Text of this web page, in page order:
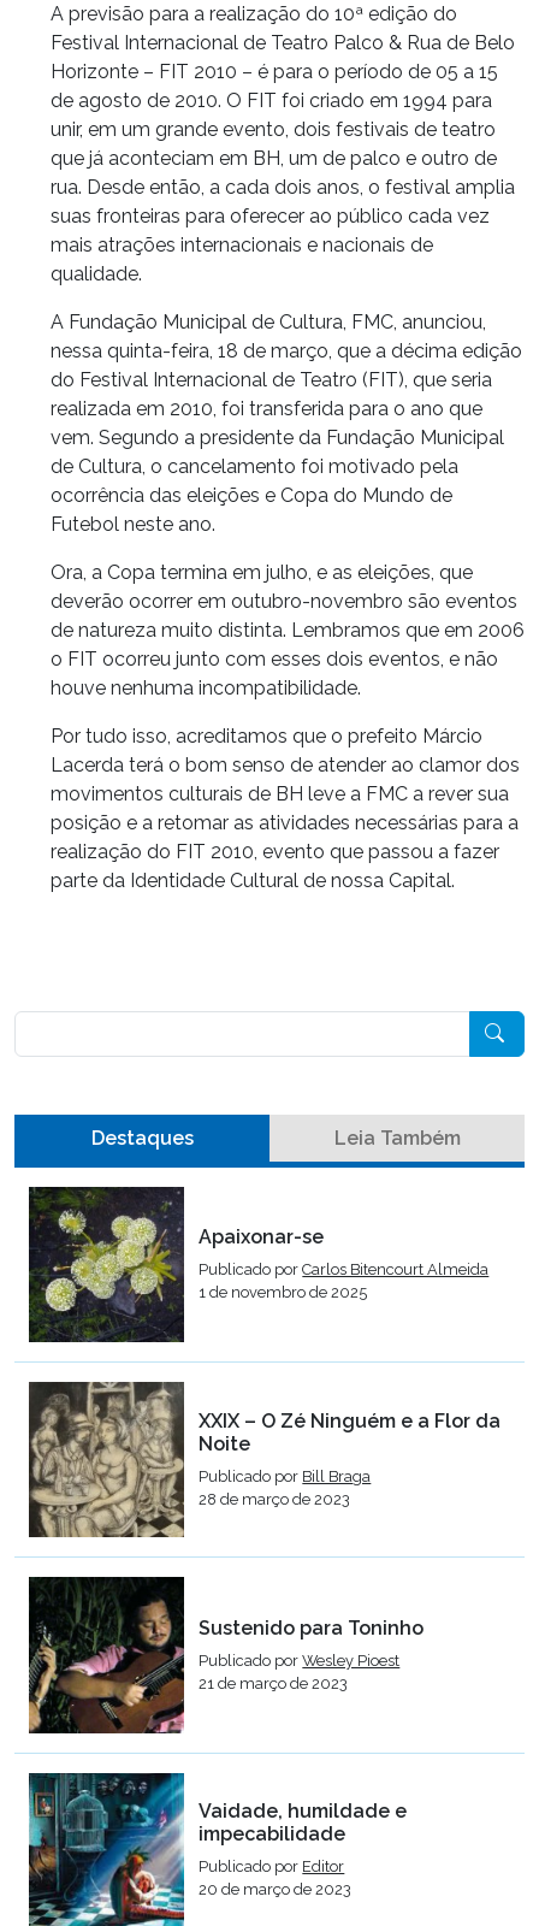
A previsão para a realização do 10ª edição do
Festival Internacional de Teatro Palco & Rua de Belo
Horizonte – FIT 2010 – é para o período de 05 a 15
de agosto de 2010. O FIT foi criado em 1994 para
unir, em um grande evento, dois festivais de teatro
que já aconteciam em BH, um de palco e outro de
rua. Desde então, a cada dois anos, o festival amplia
suas fronteiras para oferecer ao público cada vez
mais atrações internacionais e nacionais de
qualidade.
A Fundação Municipal de Cultura, FMC, anunciou,
nessa quinta-feira, 18 de março, que a décima edição
do Festival Internacional de Teatro (FIT), que seria
realizada em 2010, foi transferida para o ano que
vem. Segundo a presidente da Fundação Municipal
de Cultura, o cancelamento foi motivado pela
ocorrência das eleições e Copa do Mundo de
Futebol neste ano.
Ora, a Copa termina em julho, e as eleições, que
deverão ocorrer em outubro-novembro são eventos
de natureza muito distinta. Lembramos que em 2006
o FIT ocorreu junto com esses dois eventos, e não
houve nenhuma incompatibilidade.
Por tudo isso, acreditamos que o prefeito Márcio
Lacerda terá o bom senso de atender ao clamor dos
movimentos culturais de BH leve a FMC a rever sua
posição e a retomar as atividades necessárias para a
realização do FIT 2010, evento que passou a fazer
parte da Identidade Cultural de nossa Capital.
Destaques Leia Também
Apaixonar-se
Publicado porCarlos Bitencourt Almeida
1 de novembro de 2025
XXIX – O Zé Ninguém e a Flor da
Noite
Publicado por Bill Braga
28 de março de 2023
Sustenido para Toninho
Publicado porWesley Pioest
21 de março de 2023
Vaidade, humildade e
impecabilidade
Publicado por Editor
20 de março de 2023